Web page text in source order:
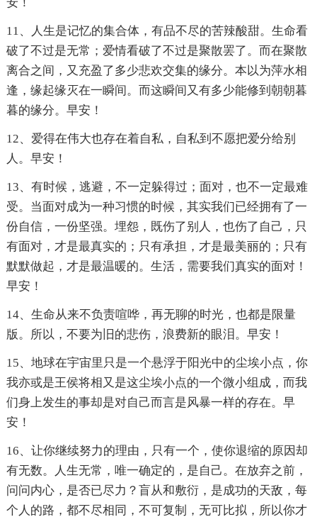
11、人生是记忆的集合体，有品不尽的苦辣酸甜。生命看
破了不过是无常；爱情看破了不过是聚散罢了。而在聚散
离合之间，又充盈了多少悲欢交集的缘分。本以为萍水相
逢，缘起缘灭在一瞬间。而这瞬间又有多少能修到朝朝暮
暮的缘分。早安！
12、爱得在伟大也存在着自私，自私到不愿把爱分给别
人。早安！
13、有时候，逃避，不一定躲得过；面对，也不一定最难
受。当面对成为一种习惯的时候，其实我们已经拥有了一
份自信，一份坚强。埋怨，既伤了别人，也伤了自己，只
有面对，才是最真实的；只有承担，才是最美丽的；只有
默默做起，才是最温暖的。生活，需要我们真实的面对！
早安！
14、生命从来不负责喧哗，再无聊的时光，也都是限量
版。所以，不要为旧的悲伤，浪费新的眼泪。早安！
15、地球在宇宙里只是一个悬浮于阳光中的尘埃小点，你
我亦或是王侯将相又是这尘埃小点的一个微小组成，而我
们身上发生的事却是对自己而言是风暴一样的存在。早
安！
16、让你继续努力的理由，只有一个，使你退缩的原因却
有无数。人生无常，唯一确定的，是自己。在放弃之前，
问问内心，是否已尽力？盲从和敷衍，是成功的天敌，每
个人的路，都不尽相同，不可复制，无可比拟，所以你才